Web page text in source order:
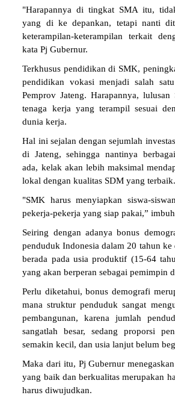
"Harapannya di tingkat SMA itu,
yang di ke depankan, tetapi nanti
keterampilan-keterampilan terkait
kata Pj Gubernur.
Terkhusus pendidikan di SMK,
pendidikan vokasi menjadi salah
Pemprov Jateng. Harapannya,
tenaga kerja yang terampil sesuai
dunia kerja.
Hal ini sejalan dengan sejumlah
di Jateng, sehingga nantinya
ada, kelak akan lebih maksimal
lokal dengan kualitas SDM yang terbaik.
"SMK harus menyiapkan siswa-
pekerja-pekerja yang siap pakai,”
Seiring dengan adanya bonus
penduduk Indonesia dalam 20 tahun ke
berada pada usia produktif (15-64
yang akan berperan sebagai pemimpin
Perlu diketahui, bonus demografi
mana struktur penduduk sangat
pembangunan, karena jumlah
sangatlah besar, sedang proporsi
semakin kecil, dan usia lanjut belum
Maka dari itu, Pj Gubernur
yang baik dan berkualitas merupakan
harus diwujudkan.